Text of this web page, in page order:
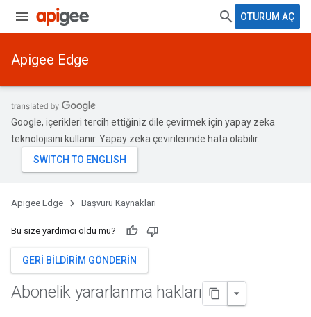
OTURUM AÇ
Apigee Edge
Google, içerikleri tercih ettiğiniz dile çevirmek için yapay zeka
teknolojisini kullanır. Yapay zeka çevirilerinde hata olabilir.
Apigee Edge Başvuru Kaynakları
Bu size yardımcı oldu mu?
GERI BILDIRIM GÖNDERIN
Abonelik yararlanma hakları